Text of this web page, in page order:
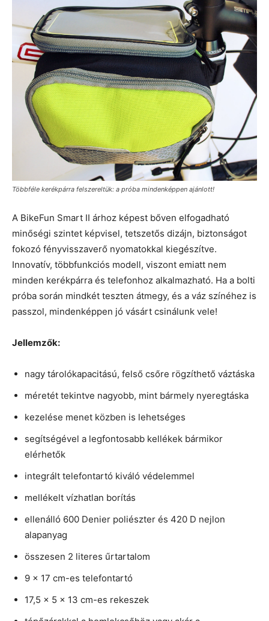
Többféle kerékpárra felszereltük: a próba mindenképpen ajánlott!
A BikeFun Smart II árhoz képest bőven elfogadható
minőségi szintet képvisel, tetszetős dizájn, biztonságot
fokozó fényvisszaverő nyomatokkal kiegészítve.
Innovatív, többfunkciós modell, viszont emiatt nem
minden kerékpárra és telefonhoz alkalmazható. Ha a bolti
próba során mindkét teszten átmegy, és a váz színéhez is
passzol, mindenképpen jó vásárt csinálunk vele!
Jellemzők:
nagy tárolókapacitású, felső csőre rögzíthető váztáska
méretét tekintve nagyobb, mint bármely nyeregtáska
kezelése menet közben is lehetséges
segítségével a legfontosabb kellékek bármikor
elérhetők
integrált telefontartó kiváló védelemmel
mellékelt vízhatlan borítás
ellenálló 600 Denier poliészter és 420 D nejlon
alapanyag
összesen 2 literes űrtartalom
9 x 17 cm-es telefontartó
17,5 x 5 x 13 cm-es rekeszek